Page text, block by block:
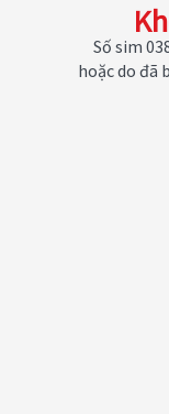
Số sim
hoặc do đã